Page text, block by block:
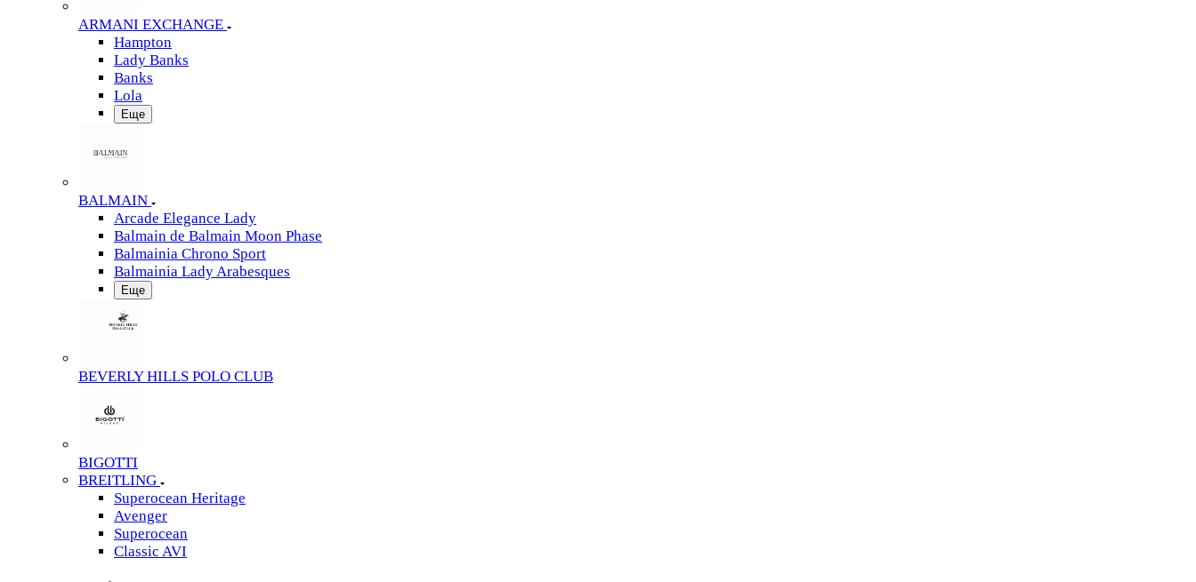
ARMANI EXCHANGE
Hampton
Lady Banks
Banks
Lola
Еще
BALMAIN
Arcade Elegance Lady
Balmain de Balmain Moon Phase
Balmainia Chrono Sport
Balmainia Lady Arabesques
Еще
BEVERLY HILLS POLO CLUB
BIGOTTI
BREITLING
Superocean Heritage
Avenger
Superocean
Classic AVI